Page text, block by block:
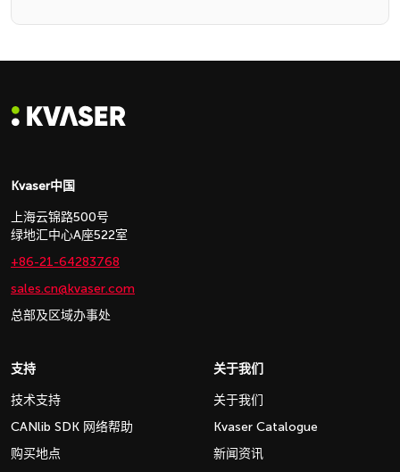
Kvaser中国
上海云锦路500号
绿地汇中心A座522室
+86-21-64283768
sales.cn@kvaser.com
总部及区域办事处
支持
技术支持
CANlib SDK 网络帮助
购买地点
关于我们
关于我们
Kvaser Catalogue
新闻资讯